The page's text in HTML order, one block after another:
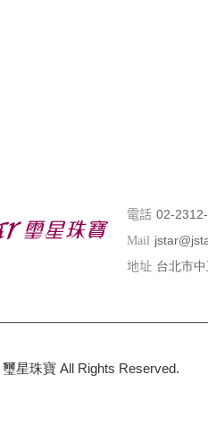
電話 02-
Mail
地址 台北市
璽星珠寶 All Rights Reserved.